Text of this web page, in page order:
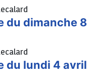
du dimanche 8
du lundi 4 avril